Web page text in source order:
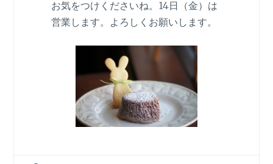
お気をつけくださいね。14日（金）は
営業します。よろしくお願いします。